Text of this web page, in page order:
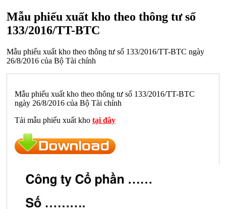
Mẫu phiếu xuất kho theo thông tư số
133/2016/TT-BTC
Mẫu phiếu xuất kho theo thông tư số 133/2016/TT-BTC ngày
26/8/2016 của Bộ Tài chính
Mẫu phiếu xuất kho theo thông tư số 133/2016/TT-BTC
ngày 26/8/2016 của Bộ Tài chính
Tải mẫu phiếu xuất kho tại đây